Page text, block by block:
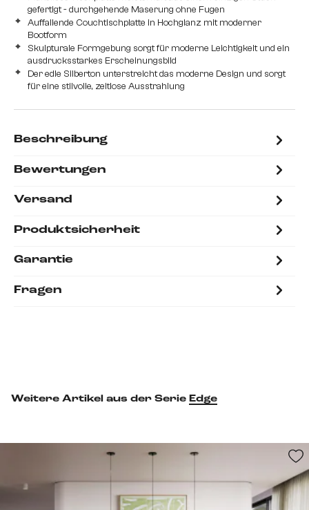
gefertigt - durchgehende Maserung ohne Fugen
Auffallende Couchtischplatte in Hochglanz mit moderner
Bootform
Skulpturale Formgebung sorgt für moderne Leichtigkeit und ein
ausdrucksstarkes Erscheinungsbild
Der edle Silberton unterstreicht das moderne Design und sorgt
für eine stilvolle, zeitlose Ausstrahlung
Beschreibung
Bewertungen
Versand
Produktsicherheit
Garantie
Fragen
Weitere Artikel aus der Serie Edge